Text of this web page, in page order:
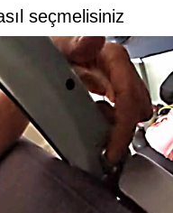
seçmelisiniz